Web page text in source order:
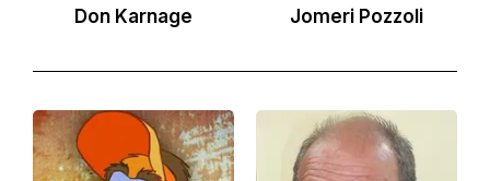
Don Karnage Jomeri Pozzoli